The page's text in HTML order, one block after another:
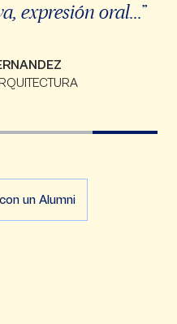
expresión oral...”
un Alumni